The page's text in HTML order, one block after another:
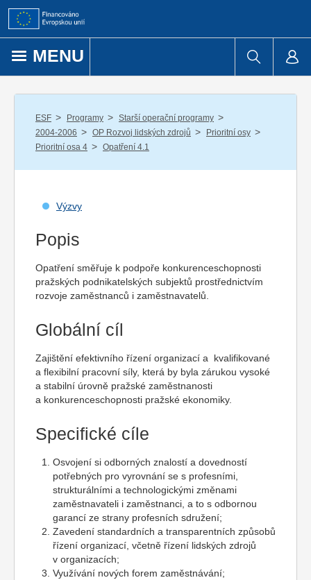
Přejít k obsahu
MENU
ESF / Programy / Starší operační programy /
2004-2006 / OP Rozvoj lidských zdrojů / Prioritní osy /
Prioritní osa 4 / Opatření 4.1
Výzvy
Popis
Opatření směřuje k podpoře konkurenceschopnosti
pražských podnikatelských subjektů prostřednictvím
rozvoje zaměstnanců i zaměstnavatelů.
Globální cíl
Zajištění efektivního řízení organizací a kvalifikované
a flexibilní pracovní síly, která by byla zárukou vysoké
a stabilní úrovně pražské zaměstnanosti
a konkurenceschopnosti pražské ekonomiky.
Specifické cíle
Osvojení si odborných znalostí a dovedností
potřebných pro vyrovnání se s profesními,
strukturálními a technologickými změnami
zaměstnavateli i zaměstnanci, a to s odbornou
garancí ze strany profesních sdružení;
Zavedení standardních a transparentních způsobů
řízení organizací, včetně řízení lidských zdrojů
v organizacích;
Využívání nových forem zaměstnávání;